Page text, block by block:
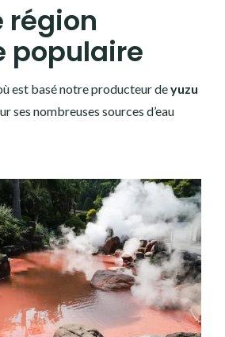
région
populaire
est basé notre producteur deyuzu
ses nombreuses sources d’eau